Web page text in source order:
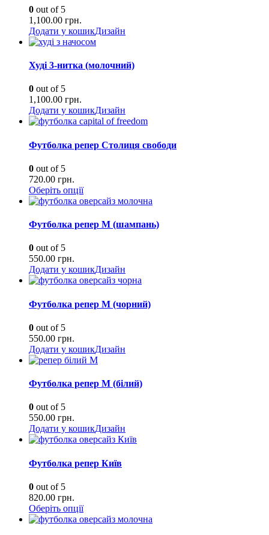
0 out of 5
1,100.00 грн.
Додати у кошикДизайн
Худі 3-нитка (молочний)
0 out of 5
1,100.00 грн.
Додати у кошикДизайн
Футболка репер Столиця свободи
0 out of 5
720.00 грн.
Оберіть опції
Футболка репер М (шампань)
0 out of 5
550.00 грн.
Додати у кошикДизайн
Футболка репер М (чорний)
0 out of 5
550.00 грн.
Додати у кошикДизайн
Футболка репер М (білий)
0 out of 5
550.00 грн.
Додати у кошикДизайн
Футболка репер Київ
0 out of 5
820.00 грн.
Оберіть опції